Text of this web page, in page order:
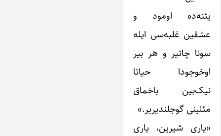
یئنه‌ده اومود و
عشقین غلبه‌سی ایله
سونا چاتیر و هر بیر
اوخوجودا حیاتا
نیک‌بین باخماق
مئلینی گوجلندیریر.»
«یاری شیرین، یاری